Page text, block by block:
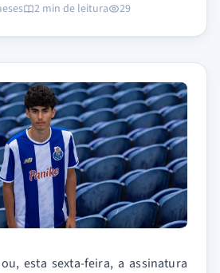
2 min de leitura 29
esta sexta-feira, a assinatura